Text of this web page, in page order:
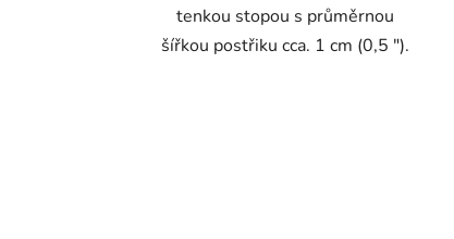
tenkou stopou s průměrnou
šířkou postřiku cca. 1 cm (0,5 ").